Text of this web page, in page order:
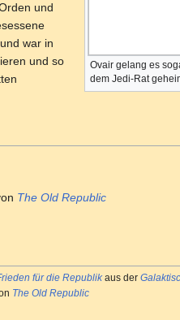
Ovair gelang es
dem Jedi-Rat
und
war in
und so
The Old Republic
für die Republikaus der
The Old Republic